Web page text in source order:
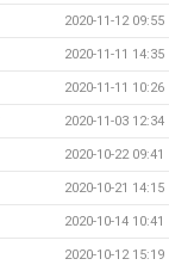
2020-11-12 09:55
2020-11-11 14:35
2020-11-11 10:26
2020-11-03 12:34
2020-10-22 09:41
2020-10-21 14:15
2020-10-14 10:41
2020-10-12 15:19